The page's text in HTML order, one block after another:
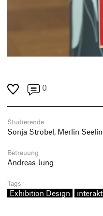
0
Studierende
Sonja Strobel, Merlin
Betreuung
Andreas Jung
Tags
Exhibition Design